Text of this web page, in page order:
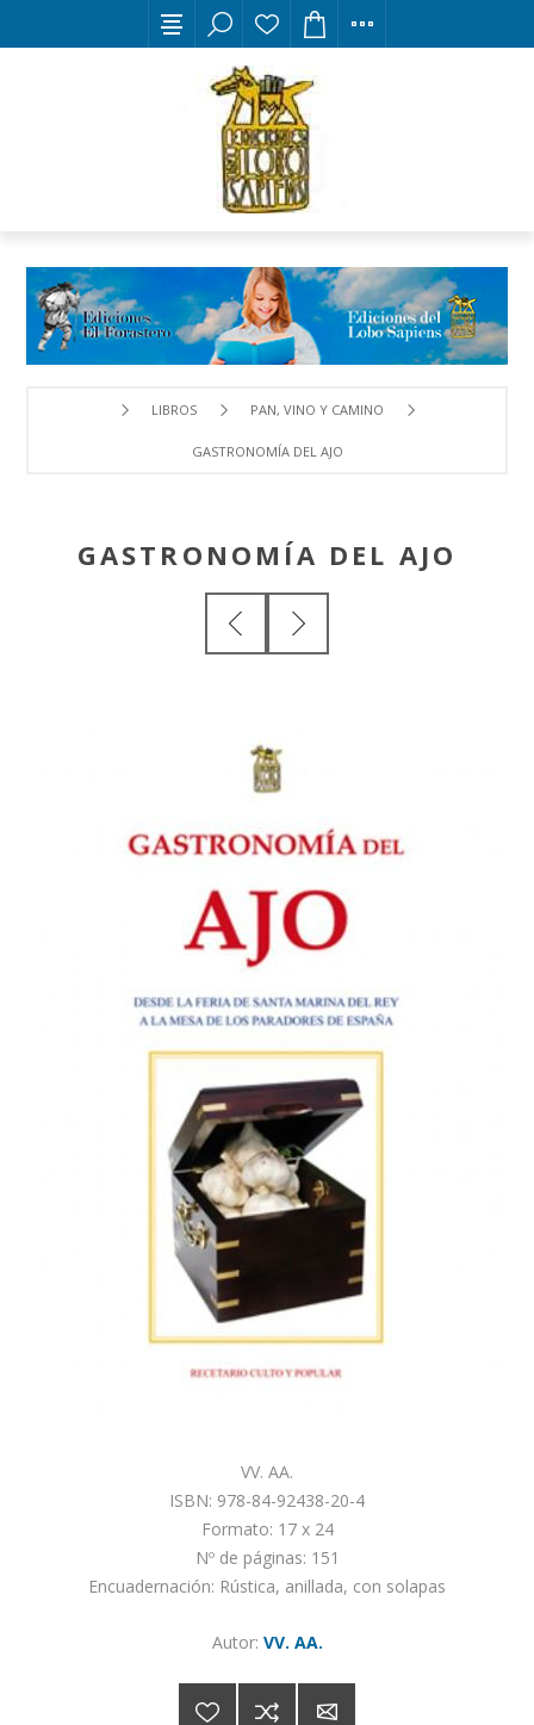
LIBROS PAN, VINO Y CAMINO
GASTRONOMÍA DEL AJO
GASTRONOMÍA DEL AJO
VV. AA.
ISBN: 978-84-92438-20-4
Formato: 17 x 24
Nº de páginas: 151
Encuadernación: Rústica, anillada, con solapas
Autor: VV. AA.